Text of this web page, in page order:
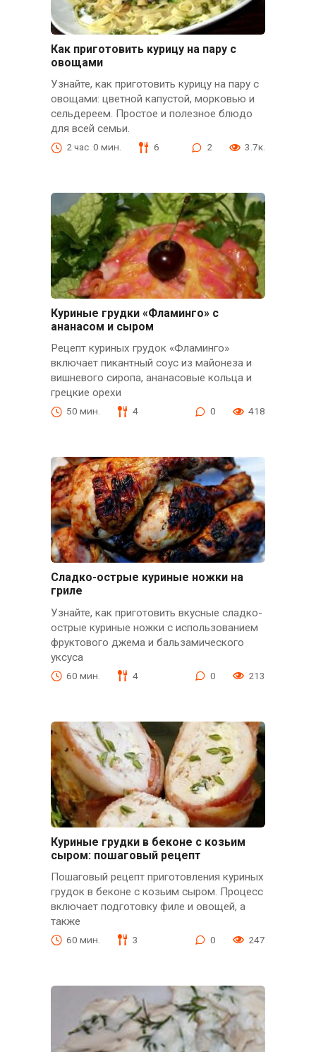
Как приготовить курицу на пару с
овощами
Узнайте, как приготовить курицу на пару с
овощами: цветной капустой, морковью и
сельдереем. Простое и полезное блюдо
для всей семьи.
2 час. 0 мин. 6 2 3.7к.
Куриные грудки «Фламинго» с
ананасом и сыром
Рецепт куриных грудок «Фламинго»
включает пикантный соус из майонеза и
вишневого сиропа, ананасовые кольца и
грецкие орехи
50 мин. 4 0 418
Сладко-острые куриные ножки на
гриле
Узнайте, как приготовить вкусные сладко-
острые куриные ножки с использованием
фруктового джема и бальзамического
уксуса
60 мин. 4 0 213
Куриные грудки в беконе с козьим
сыром: пошаговый рецепт
Пошаговый рецепт приготовления куриных
грудок в беконе с козьим сыром. Процесс
включает подготовку филе и овощей, а
также
60 мин. 3 0 247